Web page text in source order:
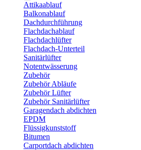
Attikaablauf
Balkonablauf
Dachdurchführung
Flachdachablauf
Flachdachlüfter
Flachdach-Unterteil
Sanitärlüfter
Notentwässerung
Zubehör
Zubehör Abläufe
Zubehör Lüfter
Zubehör Sanitärlüfter
Garagendach abdichten
EPDM
Flüssigkunststoff
Bitumen
Carportdach abdichten